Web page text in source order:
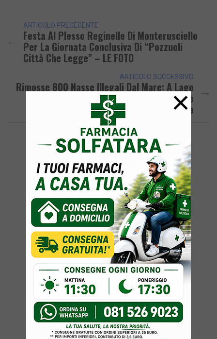
ARTICOLO PRECEDENTE
Festa Al Plesso Reginelle Di Monterusciello
Per La Giornata Conclusiva Di “Pozzuoli
Città Che Legge” – LE FOTO
ARTICOLO SUCCESSIVO
Rimosse 800 Nasse Illegali Dal Mare: A Lago
Patria Primo Action Day A Tutela Delle
Tartarughe Marine
×